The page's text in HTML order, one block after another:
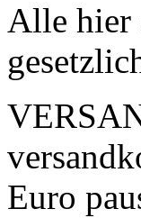
Alle hier
Euro